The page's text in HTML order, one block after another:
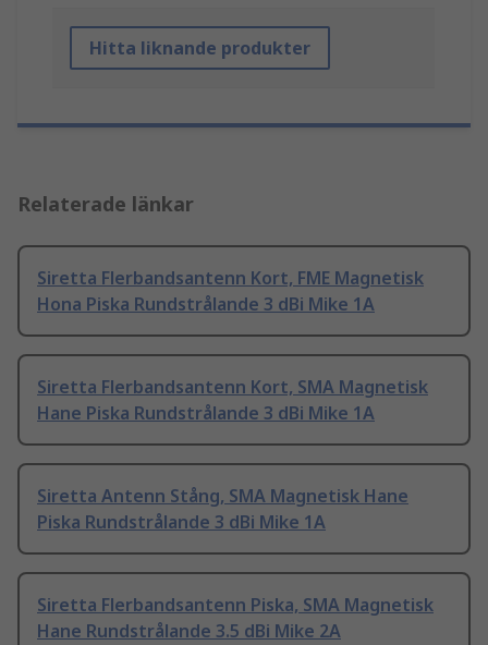
Hitta liknande produkter
Relaterade länkar
Siretta Flerbandsantenn Kort, FME Magnetisk
Hona Piska Rundstrålande 3 dBi Mike 1A
Siretta Flerbandsantenn Kort, SMA Magnetisk
Hane Piska Rundstrålande 3 dBi Mike 1A
Siretta Antenn Stång, SMA Magnetisk Hane
Piska Rundstrålande 3 dBi Mike 1A
Siretta Flerbandsantenn Piska, SMA Magnetisk
Hane Rundstrålande 3.5 dBi Mike 2A